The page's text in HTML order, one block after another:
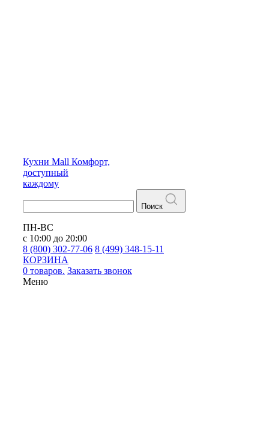
Кухни Mall Комфорт,
доступный
каждому
Поиск
ПН-ВС
с 10:00 до 20:00
8 (800) 302-77-06 8 (499) 348-15-11
КОРЗИНА
0 товаров. Заказать звонок
Меню